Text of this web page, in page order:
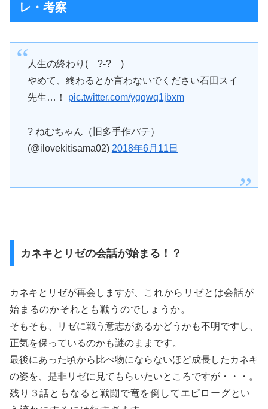
レ・考察
人生の終わり( ?-? )
やめて、終わるとか言わないでください石田スイ
先生…！ pic.twitter.com/ygqwq1jbxm
? ねむちゃん（旧多手作パテ）
(@ilovekitisama02) 2018年6月11日
カネキとリゼの会話が始まる！？
カネキとリゼが再会しますが、 これからリゼとは会話が
始まるのかそれとも戦うのでしょうか。
そもそも、リゼに戦う意志があるかどうかも不明ですし、
正気を保っているのかも謎のままです。
最後にあった頃から比べ物にならないほど成長したカネキ
の姿を、是非リゼに見てもらいたいところですが・・・。
残り３話ともなると戦闘で竜を倒してエピローグとい